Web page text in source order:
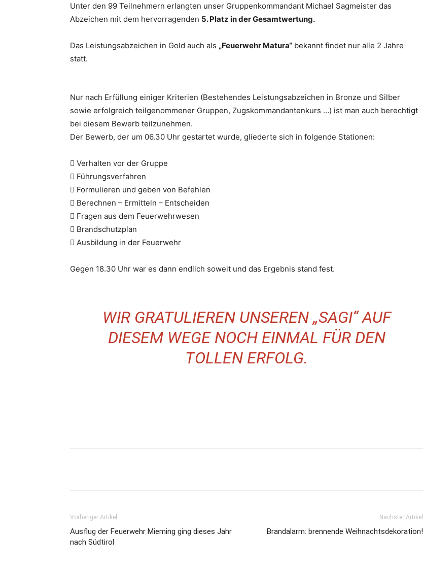
Unter den 99 Teilnehmern erlangten unser Gruppenkommandant Michael Sagmeister das
Abzeichen mit dem hervorragenden 5. Platz in der Gesamtwertung.
Das Leistungsabzeichen in Gold auch als „Feuerwehr Matura“ bekannt findet nur alle 2 Jahre
statt.
Nur nach Erfüllung einiger Kriterien (Bestehendes Leistungsabzeichen in Bronze und Silber
sowie erfolgreich teilgenommener Gruppen, Zugskommandantenkurs …) ist man auch berechtigt
bei diesem Bewerb teilzunehmen.
Der Bewerb, der um 06.30 Uhr gestartet wurde, gliederte sich in folgende Stationen:
 Verhalten vor der Gruppe
 Führungsverfahren
 Formulieren und geben von Befehlen
 Berechnen – Ermitteln – Entscheiden
 Fragen aus dem Feuerwehrwesen
 Brandschutzplan
 Ausbildung in der Feuerwehr
Gegen 18.30 Uhr war es dann endlich soweit und das Ergebnis stand fest.
WIR GRATULIEREN UNSEREN „SAGI“ AUF
DIESEM WEGE NOCH EINMAL FÜR DEN
TOLLEN ERFOLG.
Vorheriger Artikel
Ausflug der Feuerwehr Mieming ging dieses Jahr
nach Südtirol
Nächster Artikel
Brandalarm: brennende Weihnachtsdekoration!